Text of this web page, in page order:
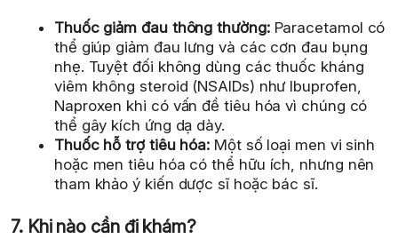
Thuốc giảm đau thông thường:Paracetamol có
thể giúp giảm đau lưng và các cơn đau bụng
nhẹ. Tuyệt đối không dùng các thuốc kháng
viêm không steroid (NSAIDs) như Ibuprofen,
Naproxen khi có vấn đề tiêu hóa vì chúng có
thể gây kích ứng dạ dày.
Thuốc hỗ trợ tiêu hóa: Một số loại men vi sinh
hoặc men tiêu hóa có thể hữu ích, nhưng nên
tham khảo ý kiến dược sĩ hoặc bác sĩ.
7. Khi nào cần đi khám?